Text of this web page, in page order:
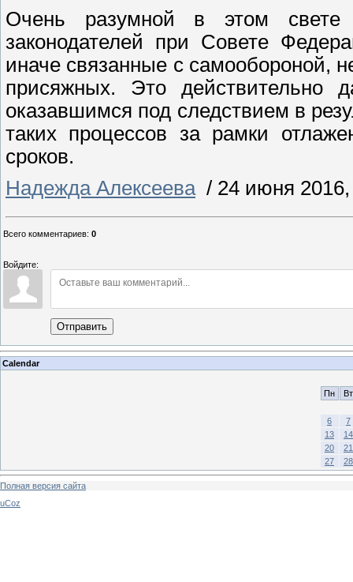
Очень разумной в этом свете
законодателей при Совете
иначе связанные с самообороной,
присяжных. Это
оказавшимся под следствием в
таких процессов за рамки
сроков.
Надежда Алексеева/ 24 июня
Всего комментариев: 0
Войдите:
Отправить
Calendar
Пн Вт
6
7
13
14
20
21
27
28
Полная версия сайта
uCoz